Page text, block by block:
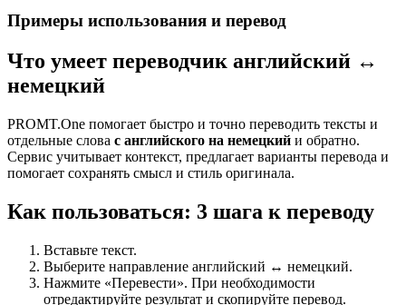
Примеры использования и перевод
Что умеет переводчик английский ↔
немецкий
PROMT.One помогает быстро и точно переводить тексты и
отдельные слова с английского на немецкий и обратно.
Сервис учитывает контекст, предлагает варианты перевода и
помогает сохранять смысл и стиль оригинала.
Как пользоваться: 3 шага к переводу
Вставьте текст.
Выберите направление английский ↔ немецкий.
Нажмите «Перевести». При необходимости
отредактируйте результат и скопируйте перевод.